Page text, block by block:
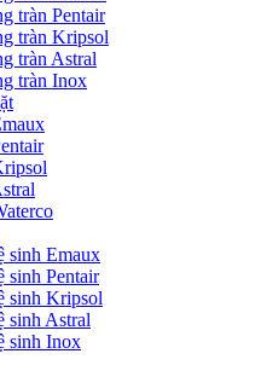
tràn Pentair
tràn Kripsol
tràn Astral
tràn Inox
sinh Emaux
sinh Pentair
sinh Kripsol
sinh Astral
sinh Inox